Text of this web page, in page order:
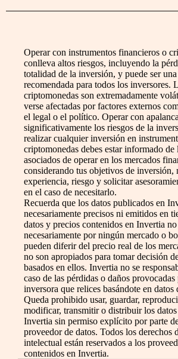
Operar con instrumentos financieros o
conlleva altos riesgos, incluyendo la
totalidad de la inversión, y puede ser
recomendada para todos los inversores.
criptomonedas son extremadamente
verse afectadas por factores externos
el legal o el político. Operar con
significativamente los riesgos de la
realizar cualquier inversión en
criptomonedas debes estar informado de
asociados de operar en los mercados
considerando tus objetivos de inversión,
experiencia, riesgo y solicitar
en el caso de necesitarlo.
Recuerda que los datos publicados en
necesariamente precisos ni emitidos en
datos y precios contenidos en Invertia no
necesariamente por ningún mercado o
pueden diferir del precio real de los
no son apropiados para tomar decisión
basados en ellos. Invertia no se
caso de las pérdidas o daños
inversora que relices basándote en datos
Queda prohibido usar, guardar,
modificar, transmitir o distribuir los datos
Invertia sin permiso explícito por parte
proveedor de datos. Todos los derechos
intelectual están reservados a los
contenidos en Invertia.